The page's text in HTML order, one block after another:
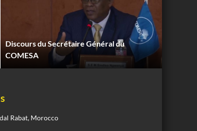
Discours du Secrétaire Général du
COMESA
Rabat, Morocco